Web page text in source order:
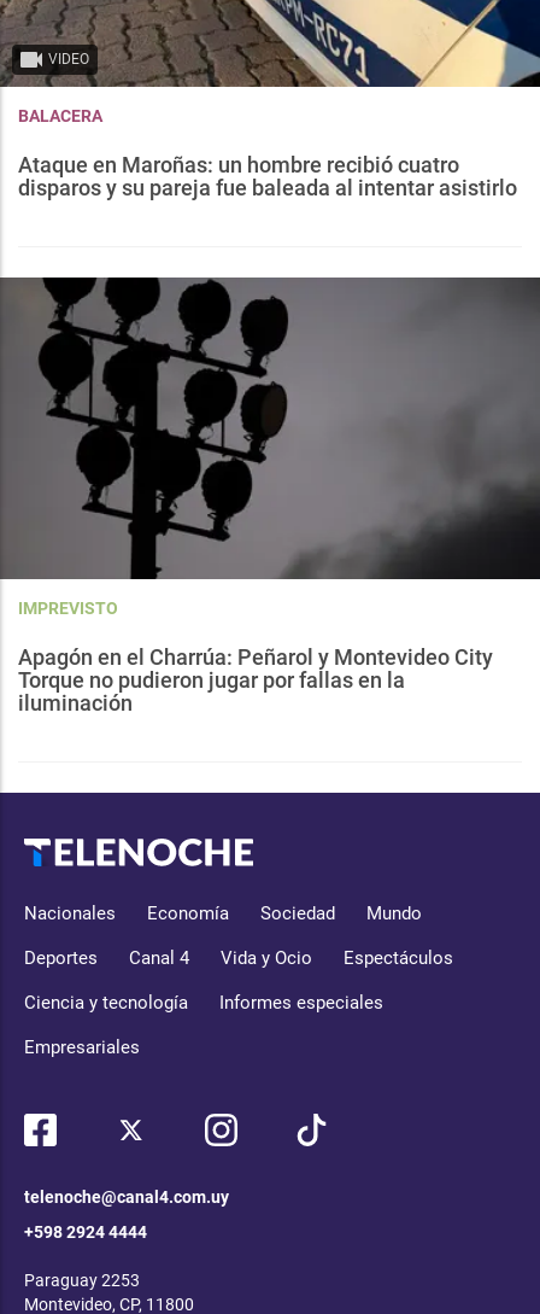
VIDEO
BALACERA
Ataque en Maroñas: un hombre recibió cuatro
disparos y su pareja fue baleada al intentar asistirlo
IMPREVISTO
Apagón en el Charrúa: Peñarol y Montevideo City
Torque no pudieron jugar por fallas en la
iluminación
Nacionales Economía Sociedad Mundo
Deportes Canal 4 Vida y Ocio Espectáculos
Ciencia y tecnología Informes especiales
Empresariales
telenoche@canal4.com.uy
+598 2924 4444
Paraguay 2253
Montevideo, CP, 11800